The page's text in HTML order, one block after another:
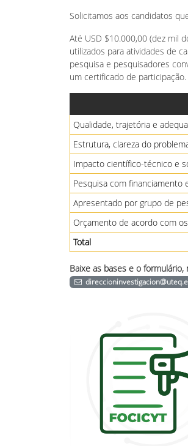
Solicitamos aos candidatos
Até USD $10.000,00 (dez mil
utilizados para atividades de
pesquisa e pesquisadores
um certificado de participação.
Qualidade, trajetória e
Estrutura, clareza do
Impacto científico-técnico e
Pesquisa com financiamento
Apresentado por grupo de
Orçamento de acordo com
Total
Baixe as bases e o